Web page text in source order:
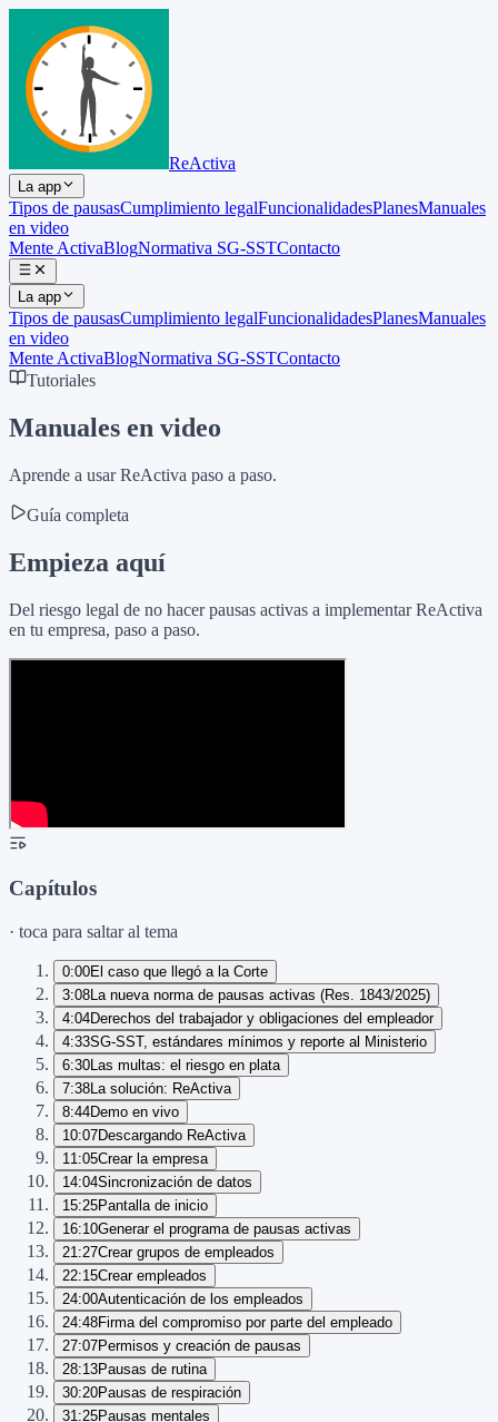
ReActiva
La app
Tipos de pausasCumplimiento legalFuncionalidadesPlanesManuales
en video
Mente ActivaBlogNormativa SG-SSTContacto
La app
Tipos de pausasCumplimiento legalFuncionalidadesPlanesManuales
en video
Mente ActivaBlogNormativa SG-SSTContacto
Tutoriales
Manuales en video
Aprende a usar ReActiva paso a paso.
Guía completa
Empieza aquí
Del riesgo legal de no hacer pausas activas a implementar ReActiva
en tu empresa, paso a paso.
Capítulos
· toca para saltar al tema
0:00El caso que llegó a la Corte
3:08La nueva norma de pausas activas (Res. 1843/2025)
4:04Derechos del trabajador y obligaciones del empleador
4:33SG-SST, estándares mínimos y reporte al Ministerio
6:30Las multas: el riesgo en plata
7:38La solución: ReActiva
8:44Demo en vivo
10:07Descargando ReActiva
11:05Crear la empresa
14:04Sincronización de datos
15:25Pantalla de inicio
16:10Generar el programa de pausas activas
21:27Crear grupos de empleados
22:15Crear empleados
24:00Autenticación de los empleados
24:48Firma del compromiso por parte del empleado
27:07Permisos y creación de pausas
28:13Pausas de rutina
30:20Pausas de respiración
31:25Pausas mentales